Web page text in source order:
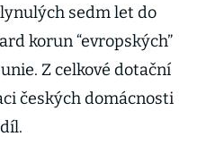
sedm let do
korun “evropských”
Z celkové dotační
českých domácnosti